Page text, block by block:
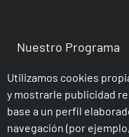
Nuestro Programa
Sobre nosotros
Contacto
Utilizamos cookies
y mostrarle publicidad
base a un perfil
navegación (por